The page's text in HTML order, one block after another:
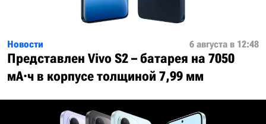
Новости 6 августа в 12:48
Представлен Vivo S2 – батарея на 7050
мА·ч в корпусе толщиной 7,99 мм